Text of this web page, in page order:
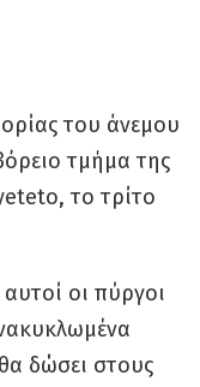
του άνεμου
τμήμα της
το τρίτο
οι πύργοι
δώσει στους